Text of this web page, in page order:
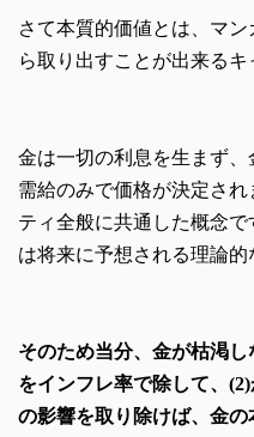
さて本質的価値とは、マ
ら取り出すことが出来るキ
金は一切の利息を生まず
需給のみで価格が決定さ
ティ全般に共通した概念
は将来に予想される理論的
そのため当分、金が枯渇
をインフレ率で除して、
の影響を取り除けば、金